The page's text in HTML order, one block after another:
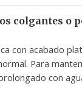
colgantes o
con acabado
Para
con